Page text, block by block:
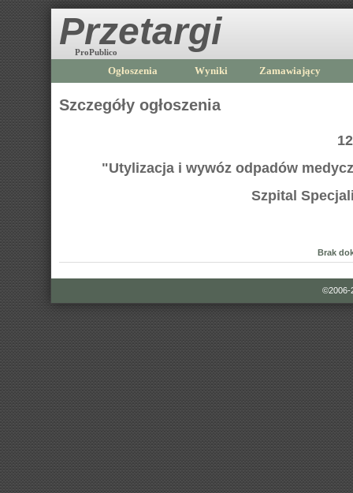
Przetargi
ProPublico
Ogłoszenia Wyniki Zamawiający
Szczegóły ogłoszenia
"Utylizacja i wywóz odpadów
Szpital
Brak
©2006-